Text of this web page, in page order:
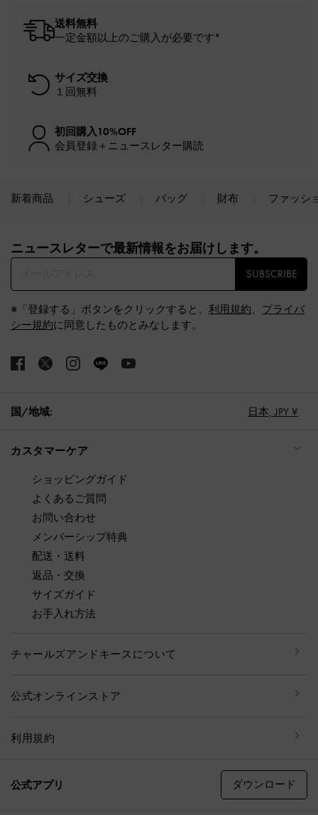
送料無料
一定金額以上のご購入が必要です*
サイズ交換
１回無料
初回購入10%OFF
会員登録＋ニュースレター購読
新着商品 シューズ バッグ 財布 ファッシ
ニュースレターで最新情報をお届けします。​
SUBSCRIBE
※「登録する」ボタンをクリックすると、 利用規約、 プライバ
シー規約に同意したものとみなします。
国/地域: 日本, JPY ¥
カスタマーケア
ショッピングガイド
よくあるご質問
お問い合わせ
メンバーシップ特典
配送・送料
返品・交換
サイズガイド
お手入れ方法
チャールズアンドキースについて
公式オンラインストア
利用規約
公式アプリ ダウンロード